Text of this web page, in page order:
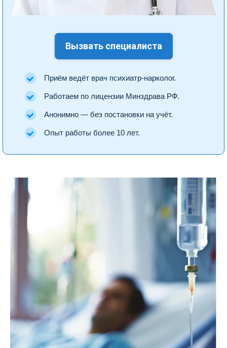
Вызвать специалиста
Приём ведёт врач психиатр-нарколог.
Работаем по лицензии Минздрава РФ.
Анонимно — без постановки на учёт.
Опыт работы более 10 лет.